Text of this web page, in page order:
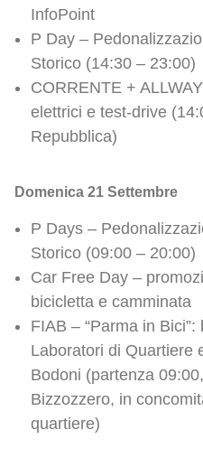
InfoPoint
P Day –
Storico (14:30 – 23:00)
CORRENTE +
elettrici e test-drive
Repubblica)
Domenica 21 Settembre
P Days –
Storico (09:00 – 20:00)
Car Free Day –
bicicletta e camminata
FIAB – “Parma in
Laboratori di Quartiere
Bodoni (partenza
Bizzozzero, in
quartiere)